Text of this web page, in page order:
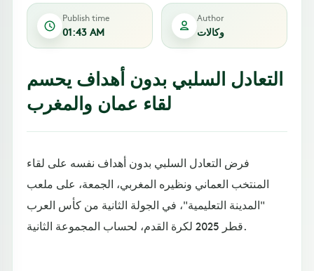
Publish time
01:43 AM
Author
وكالات
التعادل السلبي بدون أهداف يحسم
لقاء عمان والمغرب
فرض التعادل السلبي بدون أهداف نفسه على لقاء
المنتخب العماني ونظيره المغربي، الجمعة، على ملعب
"المدينة التعليمية"، في الجولة الثانية من كأس العرب
قطر 2025 لكرة القدم، لحساب المجموعة الثانية.